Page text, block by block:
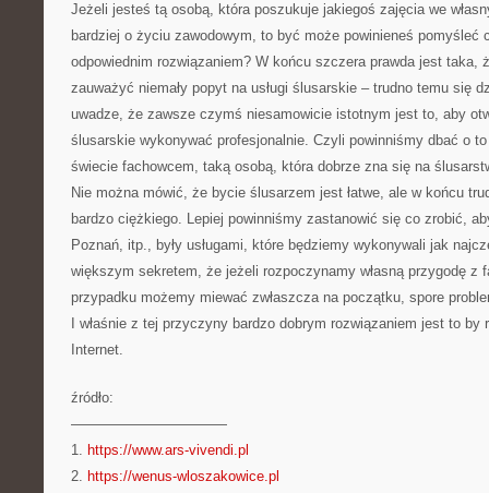
Jeżeli jesteś tą osobą, która poszukuje jakiegoś zajęcia we
bardziej o życiu zawodowym, to być może powinieneś pomyśleć
odpowiednim rozwiązaniem? W końcu szczera prawda jest taka,
zauważyć niemały popyt na usługi ślusarskie – trudno temu się
uwadze, że zawsze czymś niesamowicie istotnym jest to, aby
ślusarskie wykonywać profesjonalnie. Czyli powinniśmy dbać o
świecie fachowcem, taką osobą, która dobrze zna się na
Nie można mówić, że bycie ślusarzem jest łatwe, ale w końcu
bardzo ciężkiego. Lepiej powinniśmy zastanowić się co zrobić,
Poznań, itp., były usługami, które będziemy wykonywali jak
większym sekretem, że jeżeli rozpoczynamy własną przygodę z
przypadku możemy miewać zwłaszcza na początku, spore
I właśnie z tej przyczyny bardzo dobrym rozwiązaniem jest to by
Internet.
źródło:
———————————
1. https://www.ars-vivendi.pl
2. https://wenus-wloszakowice.pl